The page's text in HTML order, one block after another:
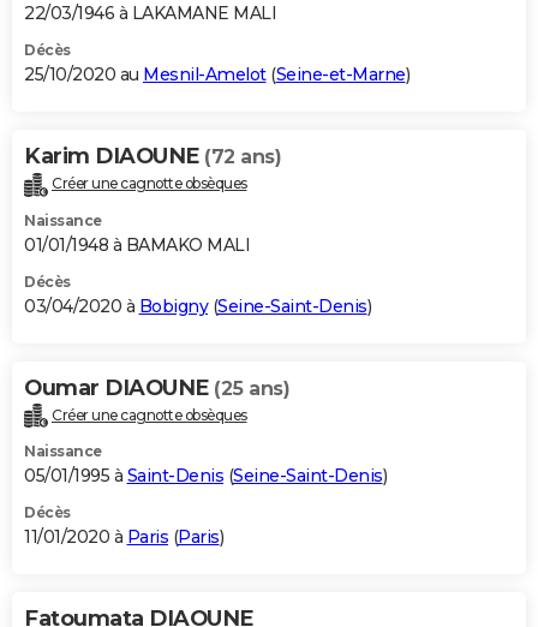
22/03/1946 à LAKAMANE MALI
Décès
25/10/2020 au Mesnil-Amelot(Seine-et-Marne)
Karim DIAOUNE (72 ans)
Créer une cagnotte obsèques
Naissance
01/01/1948 à BAMAKO MALI
Décès
03/04/2020 à Bobigny(Seine-Saint-Denis)
Oumar DIAOUNE (25 ans)
Créer une cagnotte obsèques
Naissance
05/01/1995 à Saint-Denis (Seine-Saint-Denis)
Décès
11/01/2020 à Paris (Paris)
Fatoumata DIAOUNE